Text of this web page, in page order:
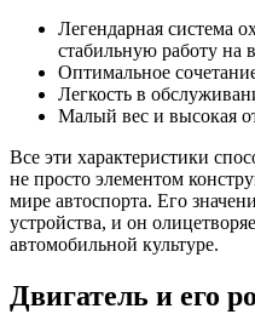
Легендарная система
стабильную работу на
Оптимальное
Легкость в
Малый вес и высокая
Все эти характеристики
не просто элементом
мире автоспорта. Его
устройства, и он
автомобильной культуре.
Двигатель и его